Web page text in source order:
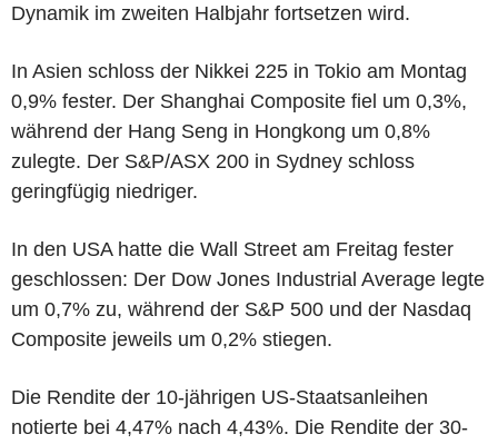
Dynamik im zweiten Halbjahr fortsetzen wird.
In Asien schloss der Nikkei 225 in Tokio am Montag
0,9% fester. Der Shanghai Composite fiel um 0,3%,
während der Hang Seng in Hongkong um 0,8%
zulegte. Der S&P/ASX 200 in Sydney schloss
geringfügig niedriger.
In den USA hatte die Wall Street am Freitag fester
geschlossen: Der Dow Jones Industrial Average legte
um 0,7% zu, während der S&P 500 und der Nasdaq
Composite jeweils um 0,2% stiegen.
Die Rendite der 10-jährigen US-Staatsanleihen
notierte bei 4,47% nach 4,43%. Die Rendite der 30-